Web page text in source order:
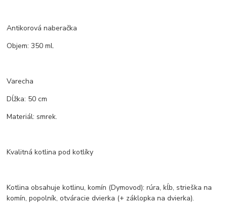
Antikorová naberačka
Objem: 350 ml.
Varecha
Dĺžka: 50 cm
Materiál: smrek.
Kvalitná kotlina pod kotlíky
Kotlina obsahuje kotlinu, komín (Dymovod): rúra, kĺb, strieška na
komín, popolník, otváracie dvierka (+ záklopka na dvierka).